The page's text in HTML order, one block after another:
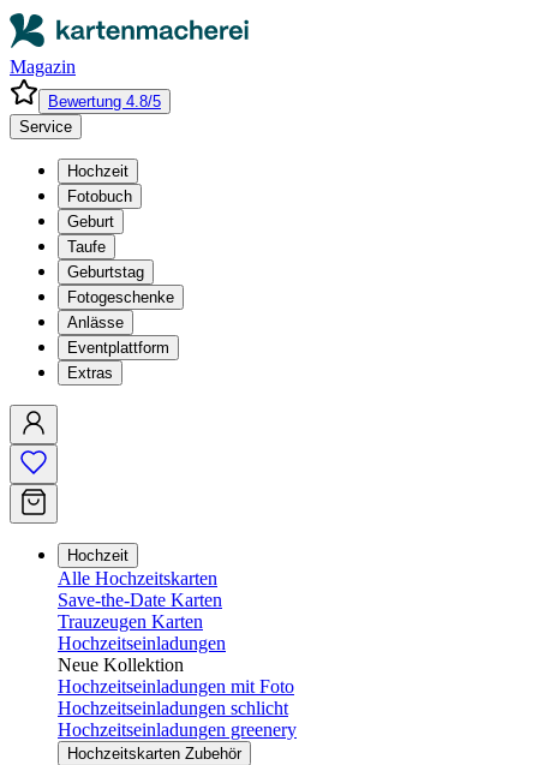
Magazin
Bewertung 4.8/5
Service
Hochzeit
Fotobuch
Geburt
Taufe
Geburtstag
Fotogeschenke
Anlässe
Eventplattform
Extras
Hochzeit
Alle Hochzeitskarten
Save-the-Date Karten
Trauzeugen Karten
Hochzeitseinladungen
Neue Kollektion
Hochzeitseinladungen mit Foto
Hochzeitseinladungen schlicht
Hochzeitseinladungen greenery
Hochzeitskarten Zubehör